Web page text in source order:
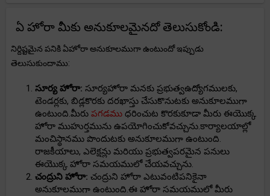
ఏ హోరా మీకు అనుకూలమైనదో తెలుసుకోండి:
నిర్దిష్టమైన పనికి ఏహోరా అనుకూలముగా ఉంటుందో ఇప్పుడు
తెలుసుకుందాము:
సూర్య హోరా: సూర్యహోరా మనకు ప్రభుత్వఉద్యోగములకు,
టెండర్లకు, బిడ్లకొరకు దరఖాస్తు చేసుకొనుటకు అనుకూలముగా
ఉంటుంది.మీరు పగడము ధరించుట కొరకుకూడా మీరు ఈయొక్క
హోరా ముహుర్తమును ఉపయోగించుకోవచ్చును.కార్యాలయాల్లో
మంచిస్థానము పొందుటకు అనుకూలముగా ఉంటుంది.
రాజకీయాలు, ఎలెక్షన్లు మరియు ప్రభుత్వపరమైన పనులు
ఈయొక్క హోరా సమయములో చేయవచ్చును.
చంద్రుని హోరా: చంద్రుని హోరా ఎటువంటిపనికైనా
అనుకూలముగా ఉంటుంది.ఈ హోరా సమయములో మీరు